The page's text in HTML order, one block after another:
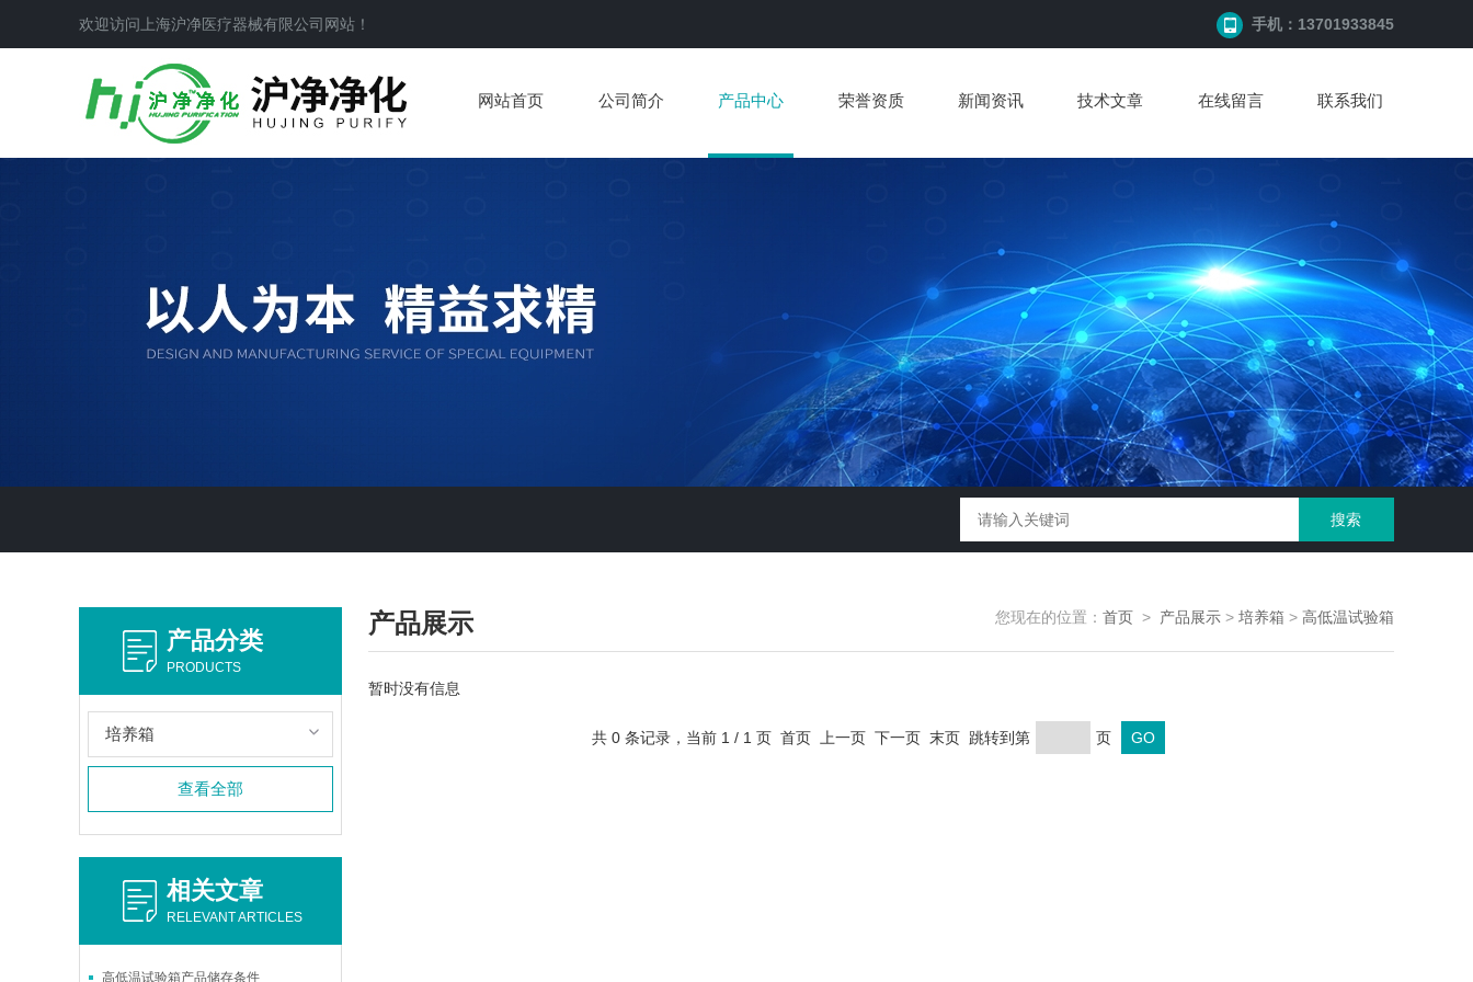
欢迎访问上海沪净医疗器械有限公司网站！ 手机：13701933845
网站首页 公司简介 产品中心 荣誉资质 新闻资讯 技术文章 在线留言 联系我们
产品分类
PRODUCTS
培养箱
查看全部
相关文章
RELEVANT ARTICLES
高低温试验箱产品储存条件
产品展示 您现在的位置： 首页 > 产品展示 > 培养箱 > 高低温试验箱
暂时没有信息
共 0 条记录，当前 1 / 1 页 首页 上一页 下一页 末页 跳转到第 页